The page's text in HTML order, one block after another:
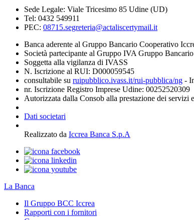
Sede Legale: Viale Tricesimo 85 Udine (UD)
Tel: 0432 549911
PEC: 08715.segreteria@actaliscertymail.it
Banca aderente al Gruppo Bancario Cooperativo
Società partecipante al Gruppo IVA Gruppo
Soggetta alla vigilanza di IVASS
N. Iscrizione al RUI: D000059545
consultabile su ruipubblico.ivass.it/rui-pubblica/ng -
nr. Iscrizione Registro Imprese Udine: 00252520309
Autorizzata dalla Consob alla prestazione dei servizi
Dati societari
Realizzato da Iccrea Banca S.p.A
La Banca
Il Gruppo BCC Iccrea
Rapporti con i fornitori